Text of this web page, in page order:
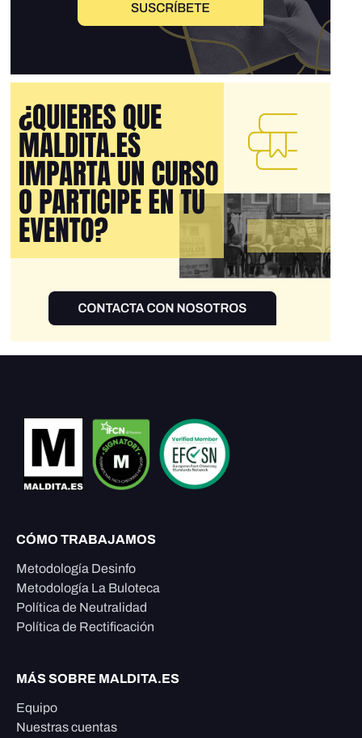
CÓMO TRABAJAMOS
Metodología Desinfo
Metodología La Buloteca
Política de Neutralidad
Política de Rectificación
MÁS SOBRE MALDITA.ES
Equipo
Nuestras cuentas